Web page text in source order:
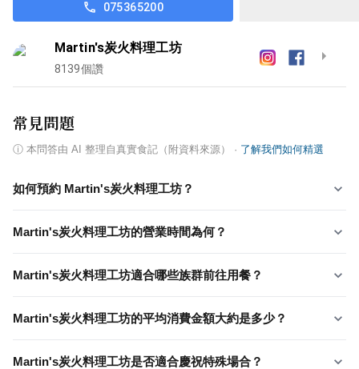
075365200
Martin's炭火料理工坊
8139個讚
常見問題
ⓘ 本問答由 AI 整理自真實食記（附資料來源） · 了解我們如何精選
如何預約 Martin's炭火料理工坊？
Martin's炭火料理工坊的營業時間為何？
Martin's炭火料理工坊適合哪些族群前往用餐？
Martin's炭火料理工坊的平均消費金額大約是多少？
Martin's炭火料理工坊是否適合慶祝特殊場合？